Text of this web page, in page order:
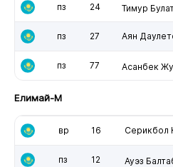
пз 24 Тимур
пз 27 Аян
пз 77 Асанбек
Елимай-М
вр 16 Серикбол
пз 12 Ауэз